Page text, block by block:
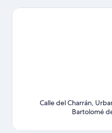
شراعية فرصة رائعة للتنزه في
Calle del Charrán,
Bartolomé